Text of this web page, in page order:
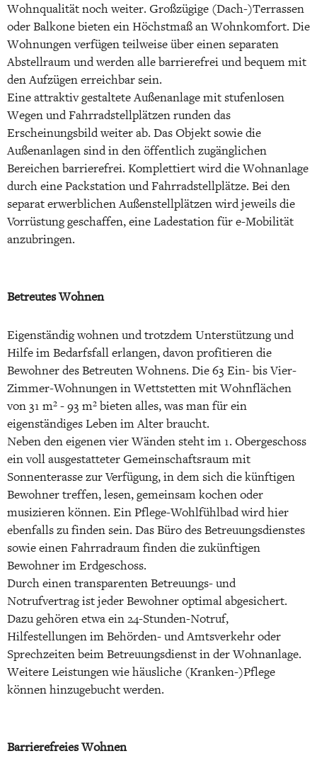
Wohnqualität noch weiter. Großzügige (Dach-)Terrassen
oder Balkone bieten ein Höchstmaß an Wohnkomfort. Die
Wohnungen verfügen teilweise über einen separaten
Abstellraum und werden alle barrierefrei und bequem mit
den Aufzügen erreichbar sein.
Eine attraktiv gestaltete Außenanlage mit stufenlosen
Wegen und Fahrradstellplätzen runden das
Erscheinungsbild weiter ab. Das Objekt sowie die
Außenanlagen sind in den öffentlich zugänglichen
Bereichen barrierefrei. Komplettiert wird die Wohnanlage
durch eine Packstation und Fahrradstellplätze. Bei den
separat erwerblichen Außenstellplätzen wird jeweils die
Vorrüstung geschaffen, eine Ladestation für e-Mobilität
anzubringen.
Betreutes Wohnen
Eigenständig wohnen und trotzdem Unterstützung und
Hilfe im Bedarfsfall erlangen, davon profitieren die
Bewohner des Betreuten Wohnens. Die 63 Ein- bis Vier-
Zimmer-Wohnungen in Wettstetten mit Wohnflächen
von 31 m² - 93 m² bieten alles, was man für ein
eigenständiges Leben im Alter braucht.
Neben den eigenen vier Wänden steht im 1. Obergeschoss
ein voll ausgestatteter Gemeinschaftsraum mit
Sonnenterasse zur Verfügung, in dem sich die künftigen
Bewohner treffen, lesen, gemeinsam kochen oder
musizieren können. Ein Pflege-Wohlfühlbad wird hier
ebenfalls zu finden sein. Das Büro des Betreuungsdienstes
sowie einen Fahrradraum finden die zukünftigen
Bewohner im Erdgeschoss.
Durch einen transparenten Betreuungs- und
Notrufvertrag ist jeder Bewohner optimal abgesichert.
Dazu gehören etwa ein 24-Stunden-Notruf,
Hilfestellungen im Behörden- und Amtsverkehr oder
Sprechzeiten beim Betreuungsdienst in der Wohnanlage.
Weitere Leistungen wie häusliche (Kranken-)Pflege
können hinzugebucht werden.
Barrierefreies Wohnen